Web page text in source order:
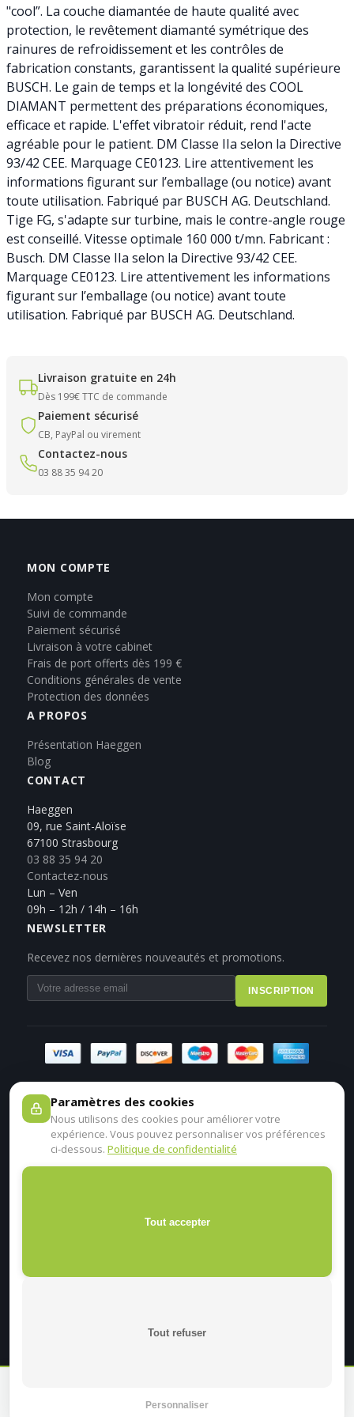
"cool”. La couche diamantée de haute qualité avec
protection, le revêtement diamanté symétrique des
rainures de refroidissement et les contrôles de
fabrication constants, garantissent la qualité supérieure
BUSCH. Le gain de temps et la longévité des COOL
DIAMANT permettent des préparations économiques,
efficace et rapide. L'effet vibratoir réduit, rend l'acte
agréable pour le patient. DM Classe IIa selon la Directive
93/42 CEE. Marquage CE0123. Lire attentivement les
informations figurant sur l’emballage (ou notice) avant
toute utilisation. Fabriqué par BUSCH AG. Deutschland.
Tige FG, s'adapte sur turbine, mais le contre-angle rouge
est conseillé. Vitesse optimale 160 000 t/mn. Fabricant :
Busch. DM Classe IIa selon la Directive 93/42 CEE.
Marquage CE0123. Lire attentivement les informations
figurant sur l’emballage (ou notice) avant toute
utilisation. Fabriqué par BUSCH AG. Deutschland.
Livraison gratuite en 24h
Dès 199€ TTC de commande
Paiement sécurisé
CB, PayPal ou virement
Contactez-nous
03 88 35 94 20
MON COMPTE
Mon compte
Suivi de commande
Paiement sécurisé
Livraison à votre cabinet
Frais de port offerts dès 199 €
Conditions générales de vente
Protection des données
A PROPOS
Présentation Haeggen
Blog
CONTACT
Haeggen
09, rue Saint-Aloïse
67100 Strasbourg
03 88 35 94 20
Contactez-nous
Lun – Ven
09h – 12h / 14h – 16h
NEWSLETTER
Recevez nos dernières nouveautés et promotions.
INSCRIPTION
Paramètres des cookies
Nous utilisons des cookies pour améliorer votre
expérience. Vous pouvez personnaliser vos préférences
ci-dessous. Politique de confidentialité
Tout accepter
Tout refuser
Personnaliser